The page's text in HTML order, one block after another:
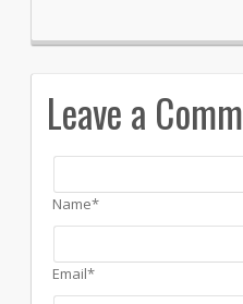
Leave a
Name*
Email*